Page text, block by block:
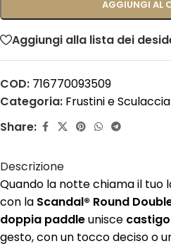
AGGIUNGI AL
Aggiungi alla lista dei
COD: 716770093509
Categoria: Frustini e
Share:
Descrizione
Quando la notte chiama il tuo
con la Scandal® Round
doppia paddleunisce
gesto, con un tocco deciso o